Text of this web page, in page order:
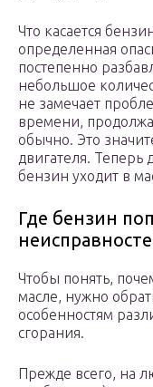
Что касается
определенная
постепенно
небольшое
не замечает
времени,
обычно. Это
двигателя. Теперь
бензин уходит в
Где бензин
Чтобы понять,
масле, нужно
особенностям
сгорания.
Прежде всего, на